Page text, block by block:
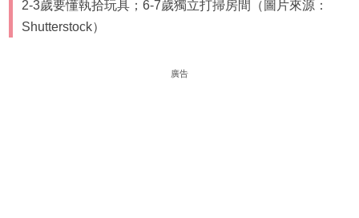
2-3歲要懂執拾玩具；6-7歲獨立打掃房間（圖片來源：
Shutterstock）
廣告